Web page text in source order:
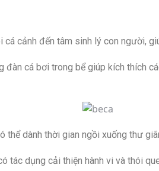
cảnh đến tâm sinh lý con người,
cá bơi trong bể giúp kích thích
dành thời gian ngồi xuống thư
tác dụng cải thiện hành vi và thói